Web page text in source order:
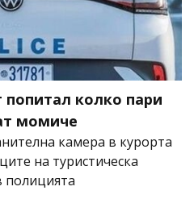
колко пари
момиче
камера в курорта
на туристическа
полицията